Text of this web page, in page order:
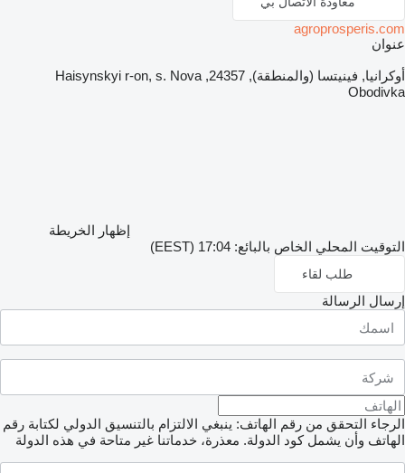
agroprosperis.com
عنوان
أوكرانيا, فينيتسا (والمنطقة), 24357, Haisynskyi r-on, s. Nova
Obodivka
إظهار الخريطة
التوقيت المحلي الخاص بالبائع: 17:04 (EEST)
طلب لقاء
إرسال الرسالة
الرجاء التحقق من رقم الهاتف: ينبغي الالتزام بالتنسيق الدولي لكتابة رقم
الهاتف وأن يشمل كود الدولة. معذرة، خدماتنا غير متاحة في هذه الدولة